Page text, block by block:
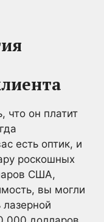
что он платит
есть оптик, и
роскошных
США,
вы могли